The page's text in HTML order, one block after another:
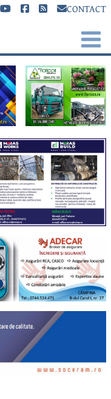
CONTACT